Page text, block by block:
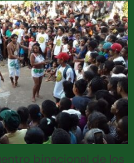
binacional de los